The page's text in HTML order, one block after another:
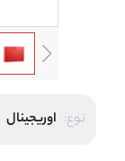
نوع: اوریجینال